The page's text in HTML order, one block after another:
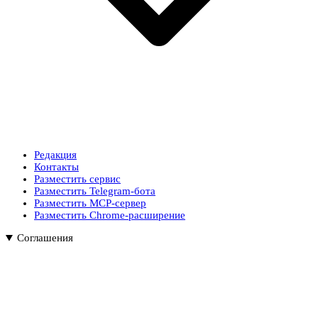
Редакция
Контакты
Разместить сервис
Разместить Telegram-бота
Разместить MCP-сервер
Разместить Chrome-расширение
Соглашения